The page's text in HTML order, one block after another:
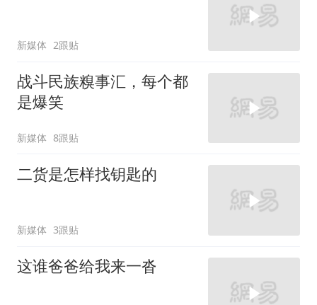
新媒体 2跟贴
战斗民族糗事汇，每个都
是爆笑
新媒体 8跟贴
二货是怎样找钥匙的
新媒体 3跟贴
这谁爸爸给我来一沓